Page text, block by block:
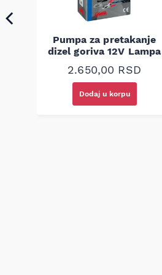
Pumpa za pretakanje
dizel goriva 12V Lampa
2.650,00 RSD
Dodaj u korpu